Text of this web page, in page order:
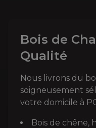
Bois de
Qualité
Nous livrons du
soigneusement
votre domicile à
Bois de chêne,